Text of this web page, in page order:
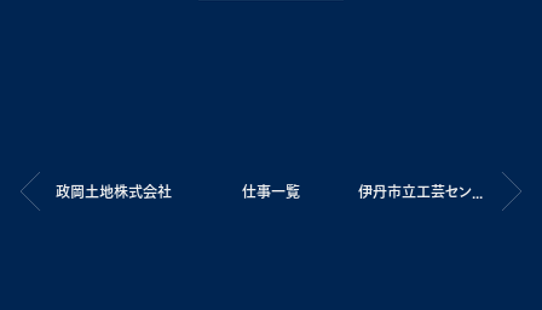
政岡土地株式会社 仕事一覧 伊丹市立工芸センター